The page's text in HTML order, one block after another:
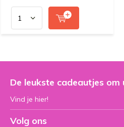
De leukste cadeautjes om
Vind je hier!
Volg ons